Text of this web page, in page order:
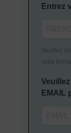
Entrez
Veuillez
votre
EMAIL